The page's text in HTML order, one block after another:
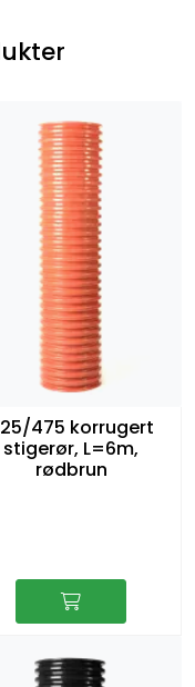
475 korrugert
stigerør, L=6m,
rødbrun